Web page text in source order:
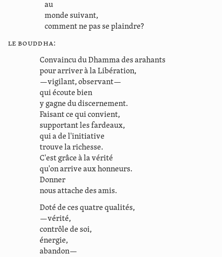
au
monde suivant,
comment ne pas se plaindre?
Le Bouddha:
Convaincu du Dhamma des arahants
pour arriver à la Libération,
—vigilant, observant—
qui écoute bien
y gagne du discernement.
Faisant ce qui convient,
supportant les fardeaux,
qui a de l'initiative
trouve la richesse.
C'est grâce à la vérité
qu'on arrive aux honneurs.
Donner
nous attache des amis.
Doté de ces quatre qualités,
—vérité,
contrôle de soi,
énergie,
abandon—